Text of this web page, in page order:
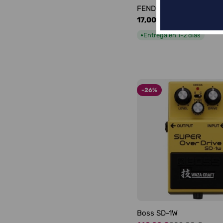
FENDER LOGO
Precio
habitual
17,00 €
●Entrega en 1-2 días
-26%
Boss SD-1W